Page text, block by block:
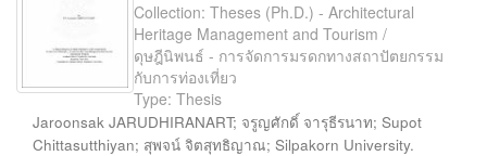
Collection: Theses (Ph.D.) - Architectural
Heritage Management and Tourism /
ดุษฎีนิพนธ์ - การจัดการมรดกทางสถาปัตยกรรม
กับการท่องเที่ยว
Type: Thesis
Jaroonsak JARUDHIRANART; จรูญศักดิ์ จารุธีรนาท; Supot
Chittasutthiyan; สุพจน์ จิตสุทธิญาณ; Silpakorn University.